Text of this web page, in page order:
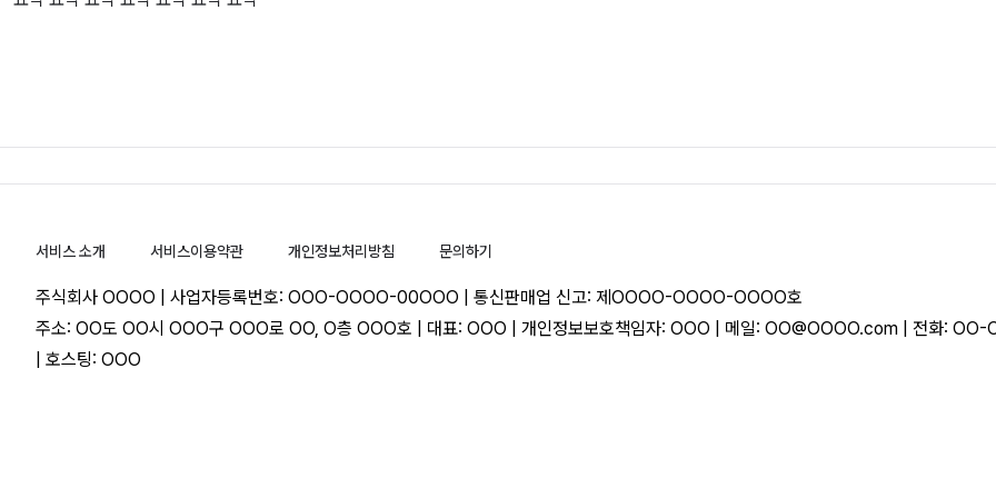
서비스 소개 서비스이용약관 개인정보처리방침 문의하기
주식회사 OOOO | 사업자등록번호: OOO-OOOO-00OOO | 통신판매업 신고: 제OOOO-OOOO-OOOO호
주소: OO도 OO시 OOO구 OOO로 OO, O층 OOO호 | 대표: OOO | 개인정보보호책임자: OOO | 메일: OO@OOOO.com | 전화:
| 호스팅: OOO